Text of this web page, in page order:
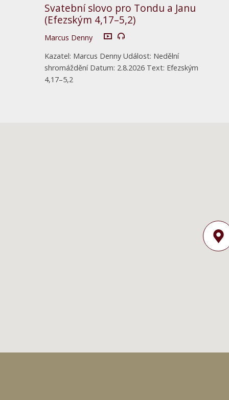
Svatební slovo pro Tondu a Janu
(Efezským 4,17–5,2)
Marcus Denny
Kazatel: Marcus Denny Událost: Nedělní
shromáždění Datum: 2.8.2026 Text: Efezským
4,17–5,2